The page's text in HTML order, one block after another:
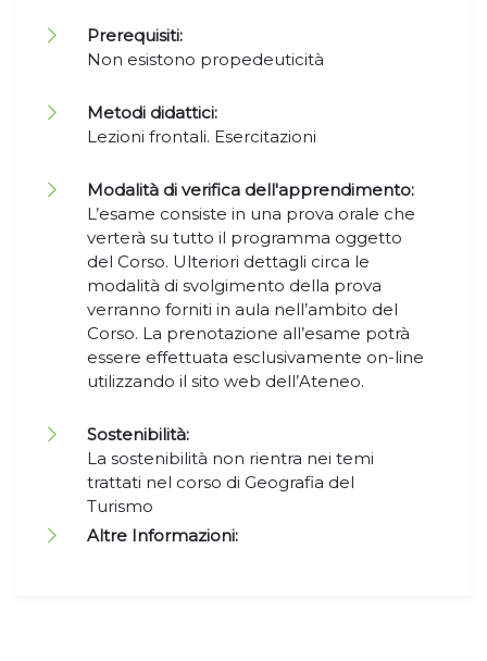
Prerequisiti:
Non esistono propedeuticità
Metodi didattici:
Lezioni frontali. Esercitazioni
Modalità di verifica dell'apprendimento:
L’esame consiste in una prova orale che
verterà su tutto il programma oggetto
del Corso. Ulteriori dettagli circa le
modalità di svolgimento della prova
verranno forniti in aula nell’ambito del
Corso. La prenotazione all’esame potrà
essere effettuata esclusivamente on-line
utilizzando il sito web dell’Ateneo.
Sostenibilità:
La sostenibilità non rientra nei temi
trattati nel corso di Geografia del
Turismo
Altre Informazioni: